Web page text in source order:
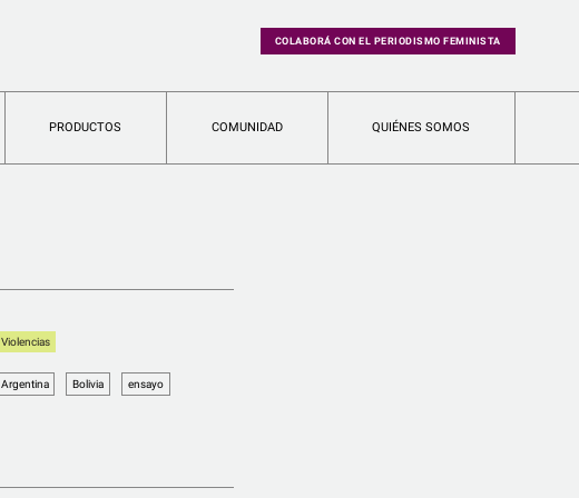
COLABORÁ CON EL PERIODISMO FEMINISTA
PRODUCTOS COMUNIDAD QUIÉNES SOMOS
Violencias
Argentina Bolivia ensayo